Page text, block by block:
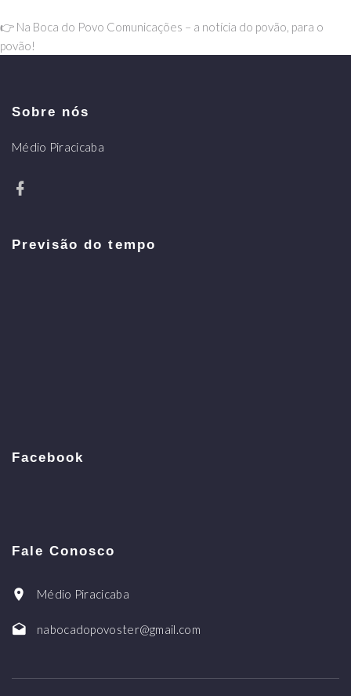
👉 Na Boca do Povo Comunicações – a notícia do povão, para o
povão!
Sobre nós
Médio Piracicaba
Previsão do tempo
Facebook
Fale Conosco
Médio Piracicaba
nabocadopovoster@gmail.com